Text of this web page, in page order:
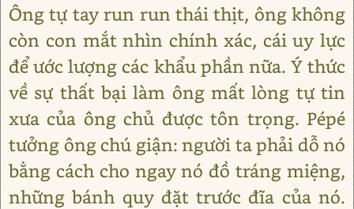
Ông tự tay run run thái thịt, ông không
còn con mắt nhìn chính xác, cái uy lực
để ước lượng các khẩu phần nữa. Ý thức
về sự thất bại làm ông mất lòng tự tin
xưa của ông chủ được tôn trọng. Pépé
tưởng ông chú giận: người ta phải dỗ nó
bằng cách cho ngay nó đồ tráng miệng,
những bánh quy đặt trước đĩa của nó.